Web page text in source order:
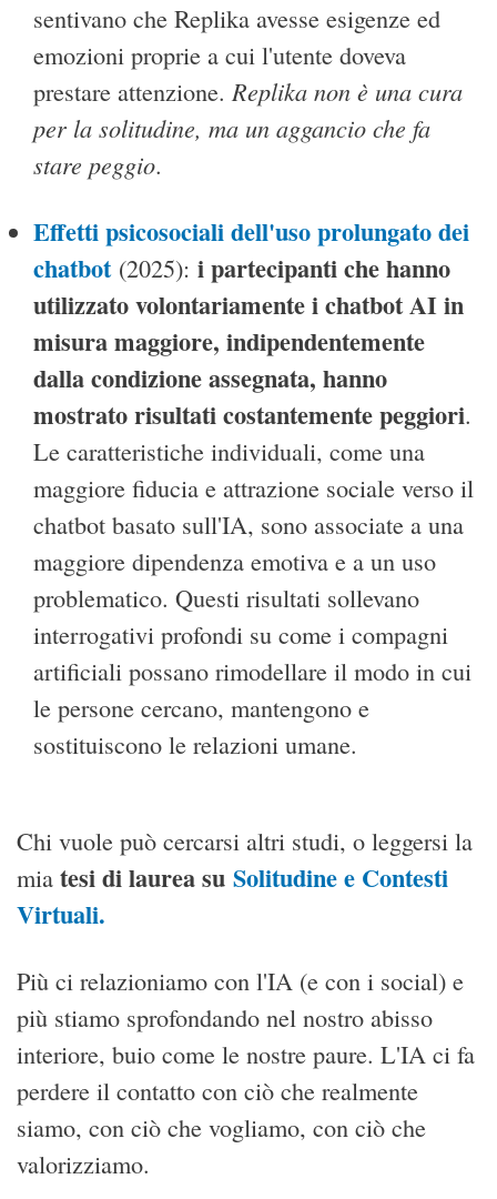
sentivano che Replika avesse esigenze ed
emozioni proprie a cui l'utente doveva
prestare attenzione. Replika non è una cura
per la solitudine, ma un aggancio che fa
stare peggio.
Effetti psicosociali dell'uso prolungato dei
chatbot(2025): i partecipanti che hanno
utilizzato volontariamente i chatbot AI in
misura maggiore, indipendentemente
dalla condizione assegnata, hanno
mostrato risultati costantemente peggiori.
Le caratteristiche individuali, come una
maggiore fiducia e attrazione sociale verso il
chatbot basato sull'IA, sono associate a una
maggiore dipendenza emotiva e a un uso
problematico. Questi risultati sollevano
interrogativi profondi su come i compagni
artificiali possano rimodellare il modo in cui
le persone cercano, mantengono e
sostituiscono le relazioni umane.
Chi vuole può cercarsi altri studi, o leggersi la
mia tesi di laurea su Solitudine e Contesti
Virtuali.
Più ci relazioniamo con l'IA (e con i social) e
più stiamo sprofondando nel nostro abisso
interiore, buio come le nostre paure. L'IA ci fa
perdere il contatto con ciò che realmente
siamo, con ciò che vogliamo, con ciò che
valorizziamo.